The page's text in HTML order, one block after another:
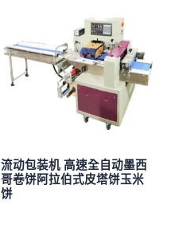
流动包装机 高速全自动墨西
哥卷饼阿拉伯式皮塔饼玉米
饼